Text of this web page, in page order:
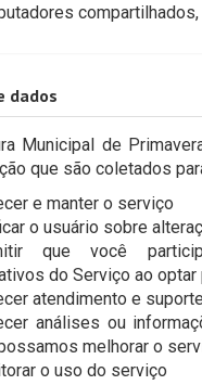
dados
Municipal de
que são coletados
e manter o serviço
o usuário sobre
que você
do Serviço ao
atendimento e
análises ou
melhorar o
o uso do serviço